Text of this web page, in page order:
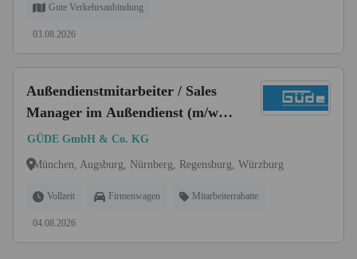
Gute Verkehrsanbindung
03.08.2026
Außendienstmitarbeiter / Sales
Manager im Außendienst (m/w/d)
Großraum München, Würzburg,
Regensburg, Nürnberg,
GÜDE GmbH & Co. KG
München, Augsburg, Nürnberg, Regensburg, Würzburg
Vollzeit Firmenwagen Mitarbeiterrabatte
04.08.2026